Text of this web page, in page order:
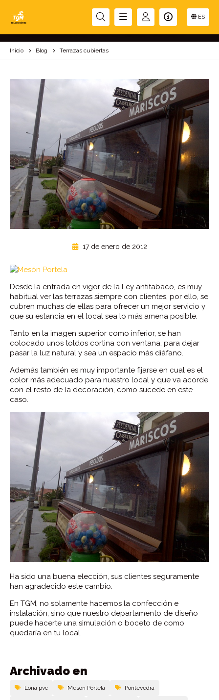
ES
TERRAZAS CUBIERTAS
Inicio Blog Terrazas cubiertas
17 de enero de 2012
Desde la entrada en vigor de la Ley antitabaco, es muy
habitual ver las terrazas siempre con clientes, por ello, se
cubren muchas de ellas para ofrecer un mejor servicio y
que su estancia en el local sea lo más amena posible.
Tanto en la imagen superior como inferior, se han
colocado unos toldos cortina con ventana, para dejar
pasar la luz natural y sea un espacio más diáfano.
Además también es muy importante fijarse en cual es el
color más adecuado para nuestro local y que va acorde
con el resto de la decoración, como sucede en este
caso.
Ha sido una buena elección, sus clientes seguramente
han agradecido este cambio.
En TGM, no solamente hacemos la confección e
instalación, sino que nuestro departamento de diseño
puede hacerte una simulación o boceto de como
quedaría en tu local.
Archivado en
Lona pvc Meson Portela Pontevedra